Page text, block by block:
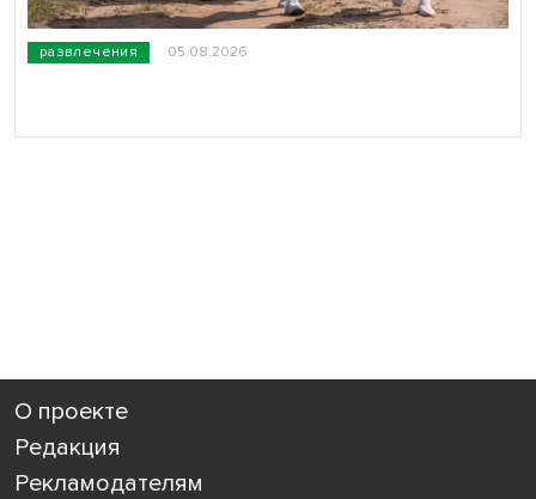
развлечения 05.08.2026
О проекте
Редакция
Рекламодателям